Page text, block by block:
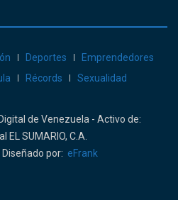
Deportes
Emprendedores
Récords
Sexualidad
de Venezuela - Activo de:
SUMARIO, C.A.
Diseñado por: eFrank